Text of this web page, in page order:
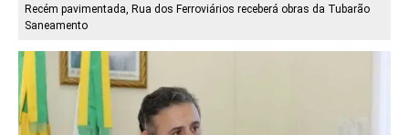
Recém pavimentada, Rua dos Ferroviários receberá obras da Tubarão
Saneamento